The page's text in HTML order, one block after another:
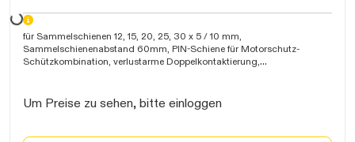
Daten werden geladen. Bitte warten...
für Sammelschienen 12, 15, 20, 25, 30 x 5 / 10 mm,
Sammelschienenabstand 60mm, PIN-Schiene für Motorschutz-
Schützkombination, verlustarme Doppelkontaktierung,
Um Preise zu sehen, bitte einloggen